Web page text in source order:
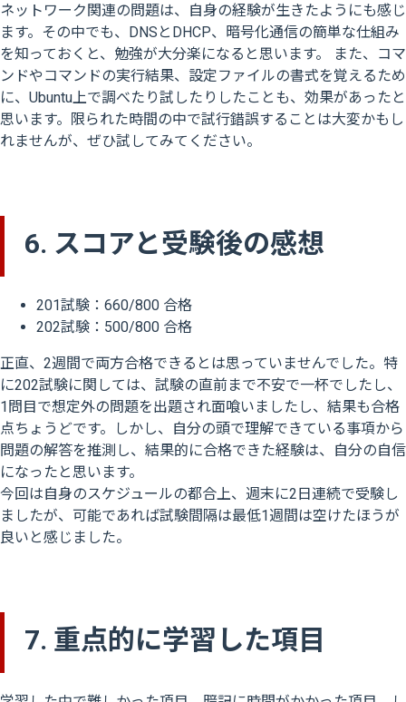
ネットワーク関連の問題は、自身の経験が生きたようにも感じ
ます。その中でも、DNSとDHCP、暗号化通信の簡単な仕組み
を知っておくと、勉強が大分楽になると思います。 また、コマ
ンドやコマンドの実行結果、設定ファイルの書式を覚えるため
に、Ubuntu上で調べたり試したりしたことも、効果があったと
思います。限られた時間の中で試行錯誤することは大変かもし
れませんが、ぜひ試してみてください。
6. スコアと受験後の感想
201試験：660/800 合格
202試験：500/800 合格
正直、2週間で両方合格できるとは思っていませんでした。特
に202試験に関しては、試験の直前まで不安で一杯でしたし、
1問目で想定外の問題を出題され面喰いましたし、結果も合格
点ちょうどです。しかし、自分の頭で理解できている事項から
問題の解答を推測し、結果的に合格できた経験は、自分の自信
になったと思います。
今回は自身のスケジュールの都合上、週末に2日連続で受験し
ましたが、可能であれば試験間隔は最低1週間は空けたほうが
良いと感じました。
7. 重点的に学習した項目